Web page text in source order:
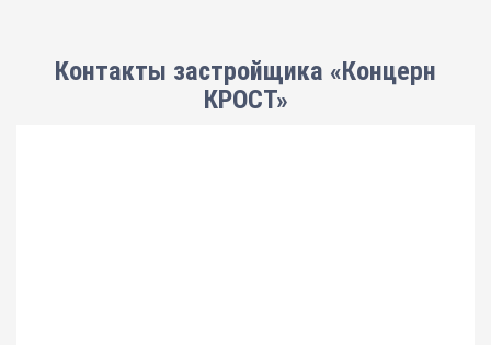
Контакты застройщика «Концерн
КРОСТ»